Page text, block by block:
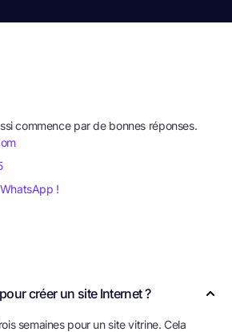
commence par de bonnes réponses.
!
créer un site Internet ?
semaines pour un site vitrine. Cela